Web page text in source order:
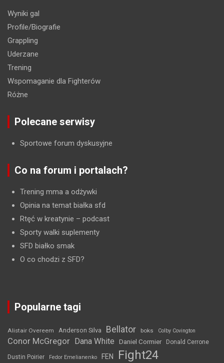
Wyniki gal
Profile/Biografie
Grappling
Uderzane
Trening
Wspomaganie dla Fighterów
Różne
Polecane serwisy
Sportowe forum dyskusyjne
Co na forum i portalach?
Trening mma a odżywki
Opinia na temat białka sfd
Rtęć w kreatynie – podcast
Sporty walki suplementy
SFD białko smak
O co chodzi z SFD?
Popularne tagi
Alistair Overeem Anderson Silva Bellator boks Colby Covington
Conor McGregor Dana White Daniel Cormier Donald Cerrone
Dustin Poirier Fedor Emelianenko FEN Fight24